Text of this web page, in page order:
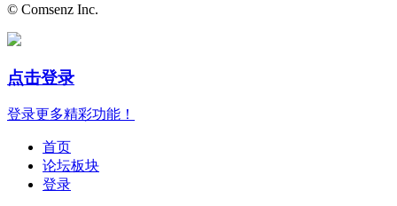
© Comsenz Inc.
点击登录
登录更多精彩功能！
首页
论坛板块
登录